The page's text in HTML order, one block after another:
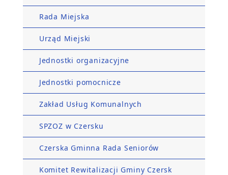
Rada Miejska
Urząd Miejski
Jednostki organizacyjne
Jednostki pomocnicze
Zakład Usług Komunalnych
SPZOZ w Czersku
Czerska Gminna Rada Seniorów
Komitet Rewitalizacji Gminy Czersk